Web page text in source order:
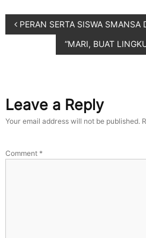
PERAN SERTA SISWA SMANSA
“MARI, BUAT
Leave a Reply
Your email address will not be published.
Comment *